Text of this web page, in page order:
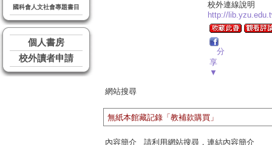
國科會人文社會專題書目
個人書房
校外讀者申請
校外連線說明
http://
分
享
▼
網站搜尋
無紙本館藏記錄「教補款購買」
內容簡介 請利用網站搜尋，連結內容簡介